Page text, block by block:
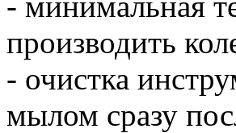
производить
- очистка
мылом сразу